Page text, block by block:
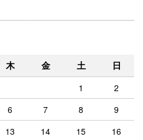
木 金 土 日
1
2
6 7 8
9
13 14 15
16